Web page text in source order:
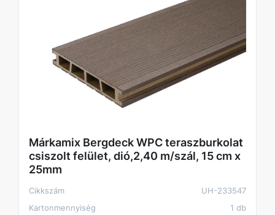
Márkamix Bergdeck WPC teraszburkolat
csiszolt felület, dió,2,40 m/szál, 15 cm x
25mm
Cikkszám
UH-233547
Kartonmennyiség
1 db